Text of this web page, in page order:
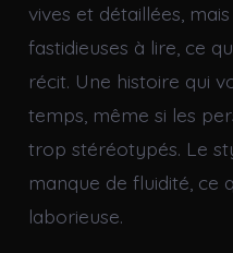
vives et détaillées,
fastidieuses à lire, ce
récit. Une histoire qui
temps, même si les
trop stéréotypés. Le
manque de fluidité, ce
laborieuse.